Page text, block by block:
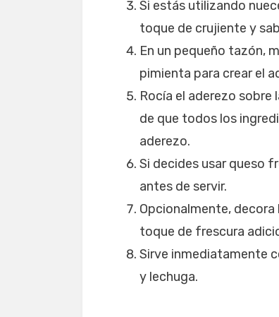
Si estás utilizando
toque de crujiente y
En un pequeño tazón,
pimienta para crear el
Rocía el aderezo sobre
de que todos los
aderezo.
Si decides usar queso
antes de servir.
Opcionalmente,
toque de frescura
Sirve inmediatamente
y lechuga.